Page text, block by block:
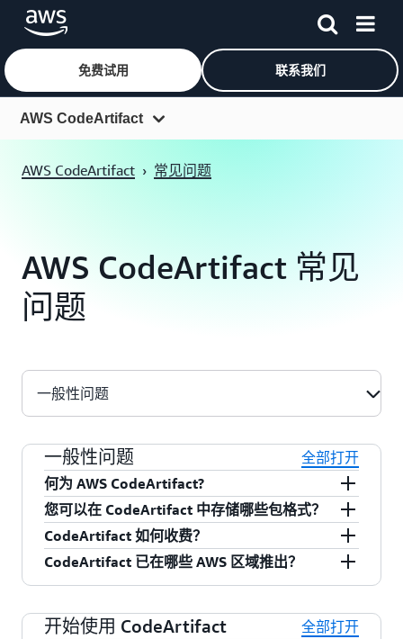
跳至主要内容
免费试用 联系我们
AWS CodeArtifact
常见问题
客户
AWS CodeArtifact › 常见问题
AWS CodeArtifact 常见
问题
一般性问题
一般性问题
全部打开
何为 AWS CodeArtifact?
AWS CodeArtifact 是一项完全托管的软件构件存
储库服务，借助它，各种规模的组织都可以轻松
安全地存储、发布和分享其软件开发过程中所使
器及构建工具[例如 Maven 和 Gradle（Java），
您可以在 CodeArtifact 中存储哪些包格式？
npm/Yarn
NuGet
CodeArtifact 如何收费？
AWS 区域传输出的数据付费。CodeArtifact 包括
CodeArtifact 已在哪些 AWS 区域推出？
出：
开始使用 CodeArtifact
全部打开